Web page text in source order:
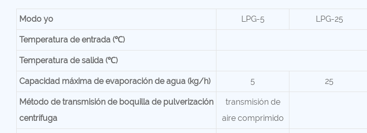
Modo yo LPG-5 LPG-25
Temperatura de entrada (℃)
Temperatura de salida (℃)
Capacidad máxima de evaporación de agua (kg/h) 5 25
Método de transmisión de boquilla de pulverización
centrífuga
transmisión de
aire comprimido